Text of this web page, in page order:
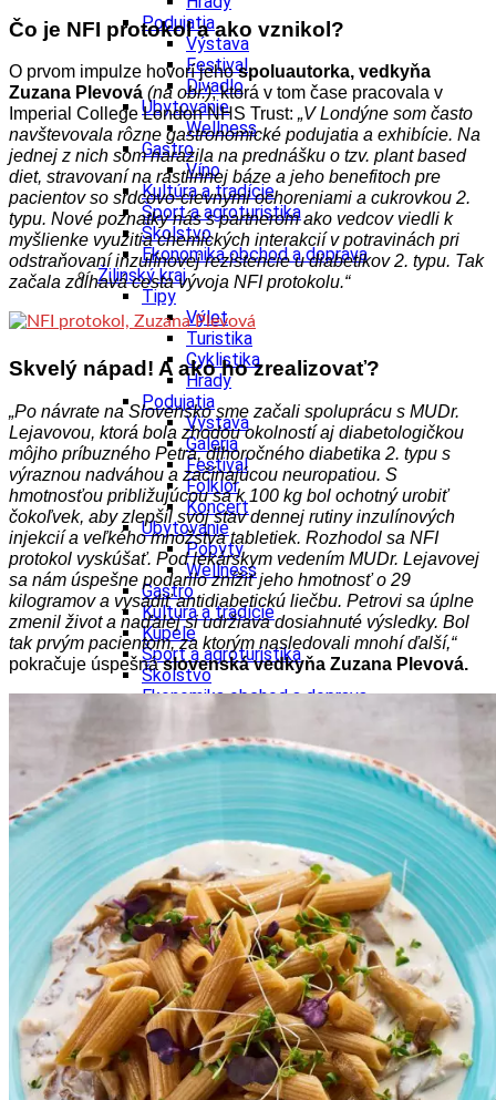
Podujatia
Výstava
Festival
Divadlo
Ubytovanie
Wellness
Gastro
Víno
Kultúra a tradície
Šport a agroturistika
Školstvo
Ekonomika obchod a doprava
Žilinský kraj
Tipy
Výlet
Turistika
Cyklistika
Hrady
Podujatia
Výstava
Galéria
Festival
Folklór
Koncert
Ubytovanie
Pobyty
Wellness
Gastro
Kultúra a tradície
Kúpele
Šport a agroturistika
Školstvo
Ekonomika obchod a doprava
Výlet
Turistika
Cyklistika
Hrady
Podujatia
Výstava
Galéria
Festival
Folklór
Ubytovanie
Wellness
Gastro
Kaviarne
Kultúra a tradície
Kúpele
Šport a agroturistika
Čo je NFI protokol a ako vznikol?
O prvom impulze hovorí jehospoluautorka, vedkyňa
Zuzana Plevová (na obr.), ktorá v tom čase pracovala v
Imperial College London NHS Trust: „V Londýne som často
navštevovala rôzne gastronomické podujatia a exhibície. Na
jednej z nich som narazila na prednášku o tzv. plant based
diet, stravovaní na rastlinnej báze a jeho benefitoch pre
pacientov so srdcovo-cievnymi ochoreniami a cukrovkou 2.
typu. Nové poznatky nás s partnerom ako vedcov viedli k
myšlienke využitia chemických interakcií v potravinách pri
odstraňovaní inzulínovej rezistencie u diabetikov 2. typu. Tak
začala zdĺhavá cesta vývoja NFI protokolu.“
Skvelý nápad! A ako ho zrealizovať?
„Po návrate na Slovensko sme začali spoluprácu s MUDr.
Lejavovou, ktorá bola zhodou okolností aj diabetologičkou
môjho príbuzného Petra, dlhoročného diabetika 2. typu s
výraznou nadváhou a začínajúcou neuropatiou. S
hmotnosťou približujúcou sa k 100 kg bol ochotný urobiť
čokoľvek, aby zlepšil svoj stav dennej rutiny inzulínových
injekcií a veľkého množstva tabletiek. Rozhodol sa NFI
protokol vyskúšať. Pod lekárskym vedením MUDr. Lejavovej
sa nám úspešne podarilo znížiť jeho hmotnosť o 29
kilogramov a vysadiť antidiabetickú liečbu. Petrovi sa úplne
zmenil život a naďalej si udržiava dosiahnuté výsledky. Bol
tak prvým pacientom, za ktorým nasledovali mnohí ďalší,“
pokračuje úspešnáslovenská vedkyňa Zuzana Plevová.